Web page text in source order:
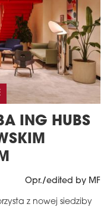
ING HUBS
Opr./edited by MF
z nowej siedziby